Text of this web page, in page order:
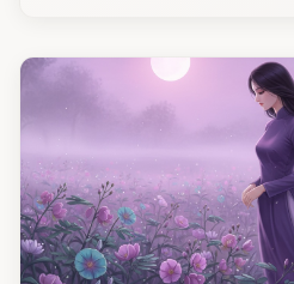
khi chỉ một hành động
đổi cả số phận!